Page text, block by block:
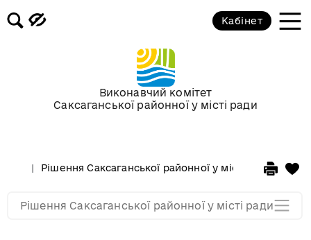
Виконавчий комітет
Саксаганської районної у місті ради
Кабінет
Рішення Саксаганської районної у місті ради
Рішення Саксаганської районної у місті ради
Сесії у 2012 році